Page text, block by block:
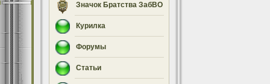
Значок Братства ЗабВО
Курилка
Форумы
Статьи